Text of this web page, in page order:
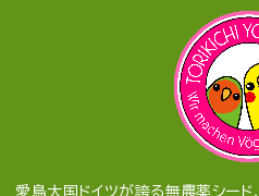
愛鳥大国ドイツが誇る無農薬シード